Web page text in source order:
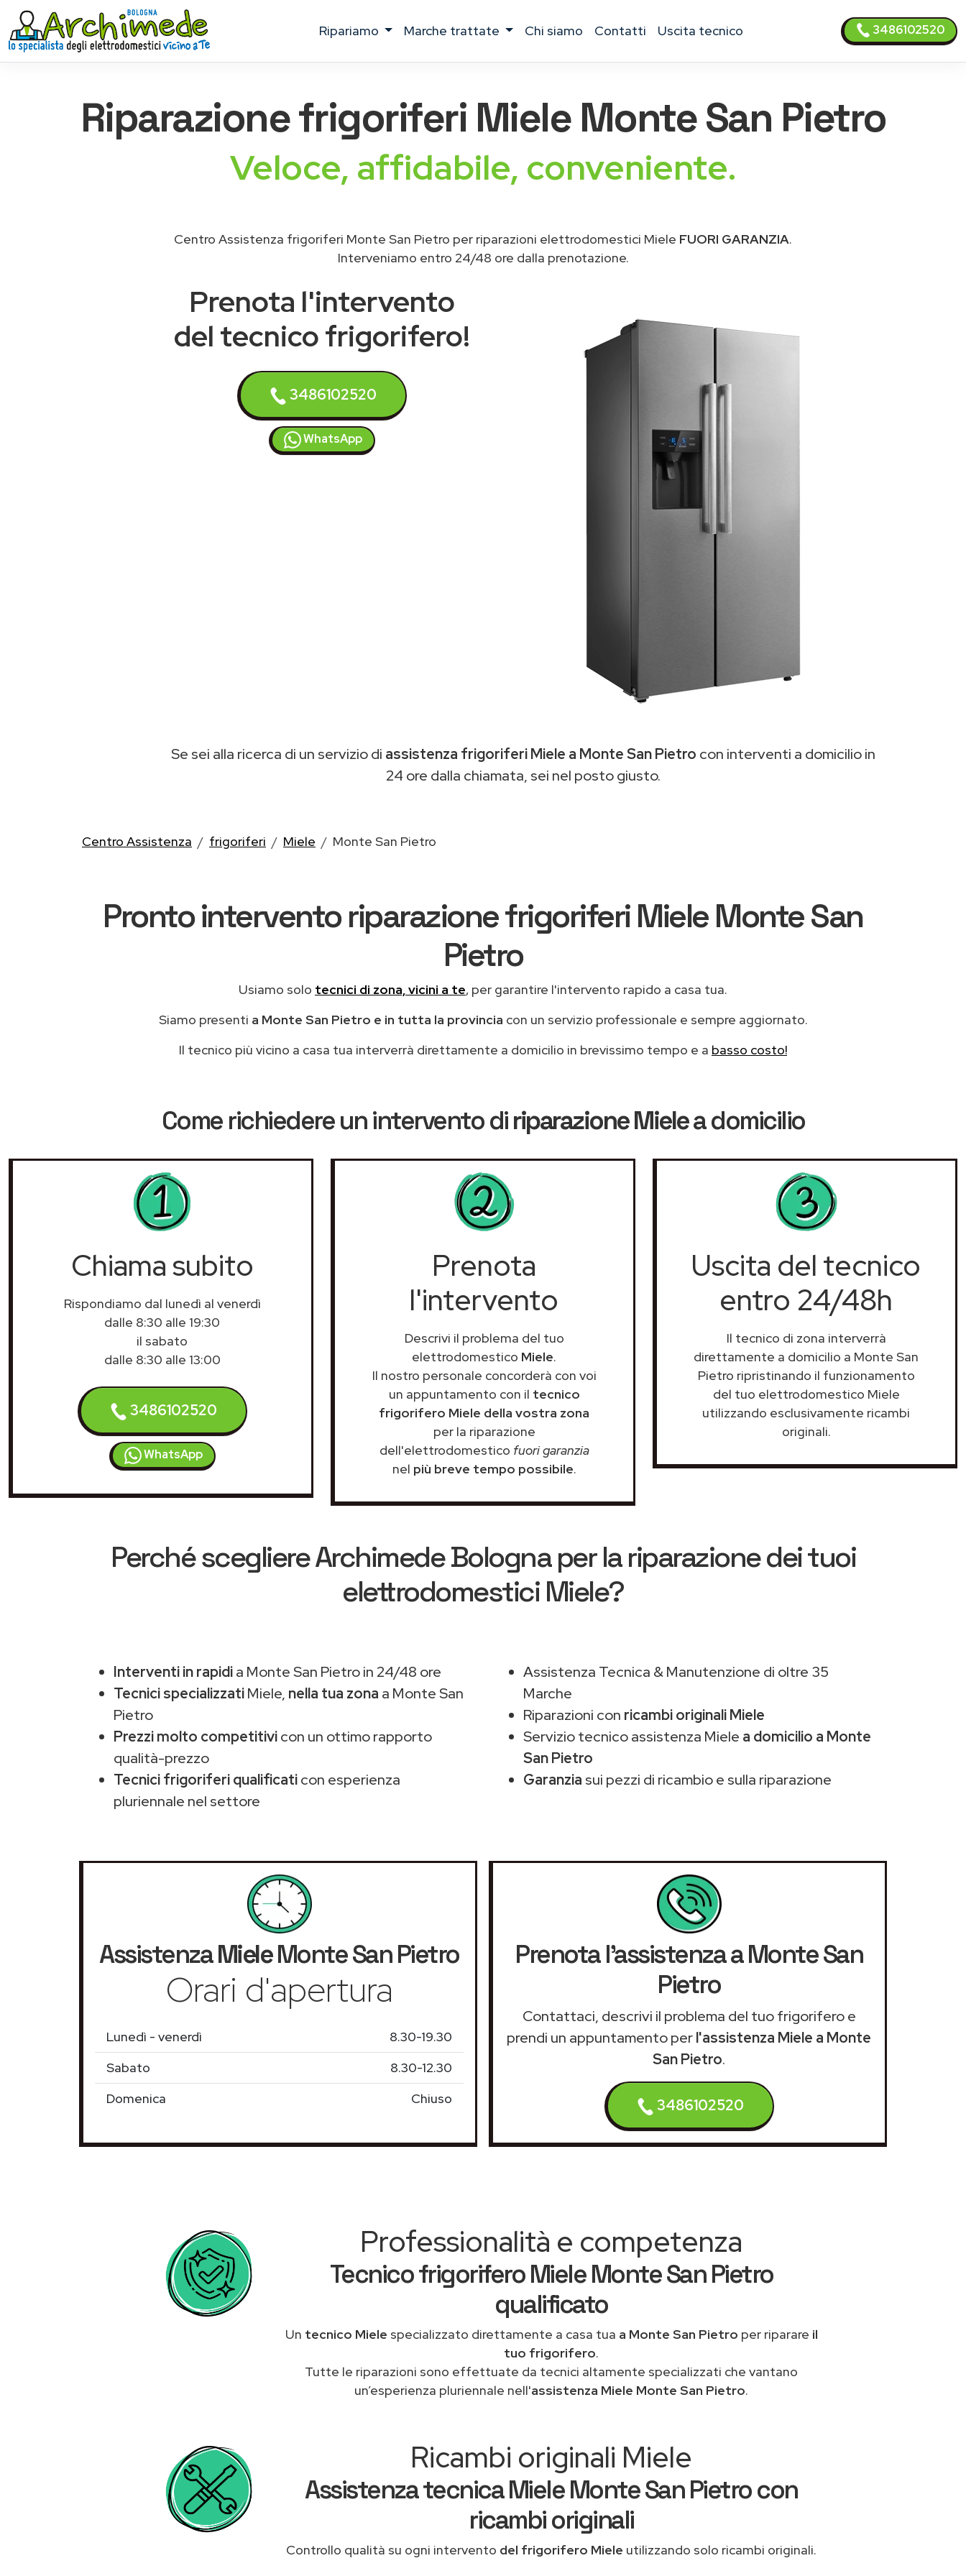
ripariamo marche trattate chi siamo contatti uscita tecnico 3486102520
Riparazionefrigoriferi MieleMonte San Pietro
Veloce, affidabile, conveniente.
Centro Assistenza frigoriferi Monte San Pietro per riparazioni elettrodomestici Miele FUORI GARANZIA.
Interveniamo entro 24/48 ore dalla prenotazione.
Prenota l'intervento
del tecnico frigorifero!
3486102520
WhatsApp
Se sei alla ricerca di un servizio di assistenza frigoriferi Miele a Monte San Pietro con interventi a domicilio in
24 ore dalla chiamata, sei nel posto giusto.
Centro Assistenza frigoriferi Miele Monte San Pietro
Pronto intervento riparazione frigoriferi Miele Monte San
Pietro
Usiamo solo tecnici di zona, vicini a te, per garantire l'intervento rapido a casa tua.
Siamo presenti a Monte San Pietro e in tutta la provincia con un servizio professionale e sempre aggiornato.
Il tecnico più vicino a casa tua interverrà direttamente a domicilio in brevissimo tempo e a basso costo!
Come richiedere un intervento diriparazione Mielea domicilio
Chiama subito
Rispondiamo dal lunedì al venerdì
dalle 8:30 alle 19:30
il sabato
dalle 8:30 alle 13:00
3486102520
WhatsApp
Prenota
l'intervento
Descrivi il problema del tuo
elettrodomestico Miele.
Il nostro personale concorderà con voi
un appuntamento con il tecnico
frigorifero Miele della vostra zona
per la riparazione
dell'elettrodomestico fuori garanzia
nel più breve tempo possibile.
Uscita del tecnico
entro 24/48h
Il tecnico di zona interverrà
direttamente a domicilio a Monte San
Pietro ripristinando il funzionamento
del tuo elettrodomestico Miele
utilizzando esclusivamente ricambi
originali.
Perché scegliereArchimede Bolognaper la riparazione dei tuoi
elettrodomestici Miele?
Interventi in rapidia Monte San Pietro in 24/48 ore
Tecnici specializzatiMiele, nella tua zona a Monte San
Pietro
Prezzi molto competitivicon un ottimo rapporto
qualità-prezzo
Tecnici frigoriferi qualificaticon esperienza
pluriennale nel settore
Assistenza Tecnica & Manutenzione di oltre 35
Marche
Riparazioni con ricambi originali Miele
Servizio tecnico assistenza Miele a domicilio a Monte
San Pietro
Garanzia sui pezzi di ricambio e sulla riparazione
AssistenzaMieleMonte San Pietro
Orari d'apertura
Lunedì - venerdì
8.30-19.30
Sabato
8.30-12.30
Domenica
Chiuso
Prenota l'assistenza a Monte San
Pietro
Contattaci, descrivi il problema del tuo frigorifero e
prendi un appuntamento perl'assistenza Miele a Monte
San Pietro.
3486102520
Professionalità e competenza
Tecnico frigorifero Miele Monte San Pietro
qualificato
Un tecnico Miele specializzato direttamente a casa tua a Monte San Pietro per riparare il
tuo frigorifero.
Tutte le riparazioni sono effettuate da tecnici altamente specializzati che vantano
un’esperienza pluriennale nell'assistenza Miele Monte San Pietro.
Ricambi originali Miele
Assistenza tecnica Miele Monte San Pietro con
ricambi originali
Controllo qualità su ogni intervento del frigorifero Miele utilizzando solo ricambi originali.